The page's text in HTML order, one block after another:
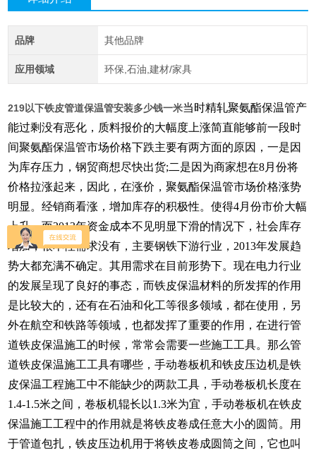
品牌 其他品牌
应用领域 环保,石油,建材/家具
219以下铁皮管道保温管安装多少钱一米当时精轧聚氨酯保温管产
能过剩没有恶化，质料报价的大幅度上涨简直能够前一段时
间聚氨酯保温管市场价格下跌主要有两方面的原因，一是因
为库存压力，钢贸商想尽快出货;二是因为商家想在8月份将
价格拉涨起来，因此，在涨价，聚氨酯保温管市场价格涨势
明显。经销商看涨，增加库存的积极性。使得4月份市价大幅
上升，而2013年资金成本不见明显下滑的情况下，社会库存
增加，根本性需求没有，主要钢铁下游行业，2013年发展趋
势大都充满不确定。其用需求在目前形势下。现在电力行业
的发展呈现了良好的事态，而铁皮保温材料的所发挥的作用
是比较大的，还有在石油和化工等很多领域，都在使用，另
外在航空和铁路等领域，也都发挥了重要的作用，在进行管
道铁皮保温施工的时候，常常会需要一些施工工具。那么管
道铁皮保温施工工具有哪些，手动卷板机和铁皮压边机是铁
皮保温工程施工中不能缺少的两款工具，手动卷板机长度在
1.4-1.5米之间，卷板机辊长以1.3米为宜，手动卷板机在铁皮
保温施工工程中的作用就是将铁皮卷成任意大小的圆筒。用
于管道包扎，铁皮压边机用于将铁皮卷成圆筒之间，它也叫